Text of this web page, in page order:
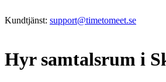
Kundtjänst: support@timetomeet.se
Hyr samtalsrum i